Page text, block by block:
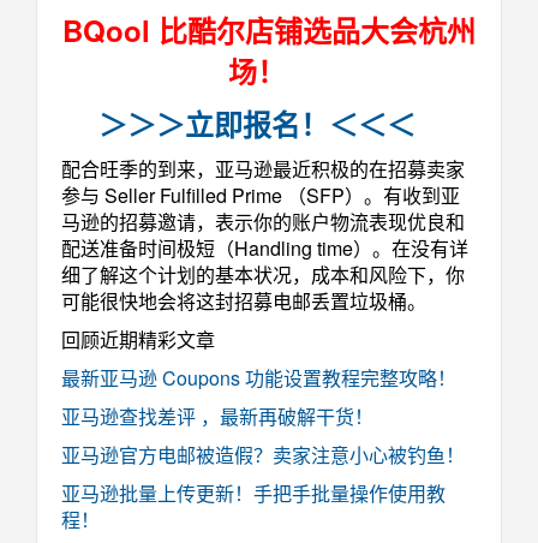
BQool 比酷尔店铺选品大会杭州
场！
＞＞＞立即报名！＜＜＜
配合旺季的到来，亚马逊最近积极的在招募卖家
参与 Seller Fulfilled Prime （SFP）。有收到亚
马逊的招募邀请，表示你的账户物流表现优良和
配送准备时间极短（Handling time）。在没有详
细了解这个计划的基本状况，成本和风险下，你
可能很快地会将这封招募电邮丢置垃圾桶。
回顾近期精彩文章
最新亚马逊 Coupons 功能设置教程完整攻略！
亚马逊查找差评 ，最新再破解干货！
亚马逊官方电邮被造假？卖家注意小心被钓鱼！
亚马逊批量上传更新！手把手批量操作使用教
程！